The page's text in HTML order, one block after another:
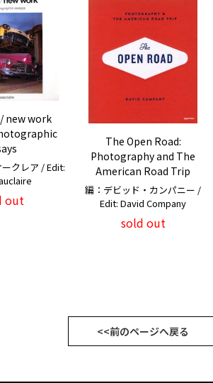
new work
クレア / Edit:
out
The Open Road:
Photography and The
American Road Trip
編：デビッド・カンパニー /
Edit: David Company
sold out
<<前のページへ戻る